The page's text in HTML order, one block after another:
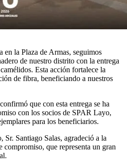
en la Plaza de Armas, seguimos
de nuestro distrito con la entrega
Esta acción fortalece la
de fibra, beneficiando a nuestros
que con esta entrega se ha
con los socios de SPAR Layo,
para los beneficiarios.
Santiago Salas, agradeció a la
compromiso, que representa un gran